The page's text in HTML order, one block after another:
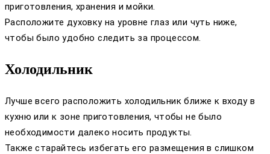
приготовления, хранения и мойки.
Расположите духовку на уровне глаз или чуть ниже,
чтобы было удобно следить за процессом.
Холодильник
Лучше всего расположить холодильник ближе к входу в
кухню или к зоне приготовления, чтобы не было
необходимости далеко носить продукты.
Также старайтесь избегать его размещения в слишком